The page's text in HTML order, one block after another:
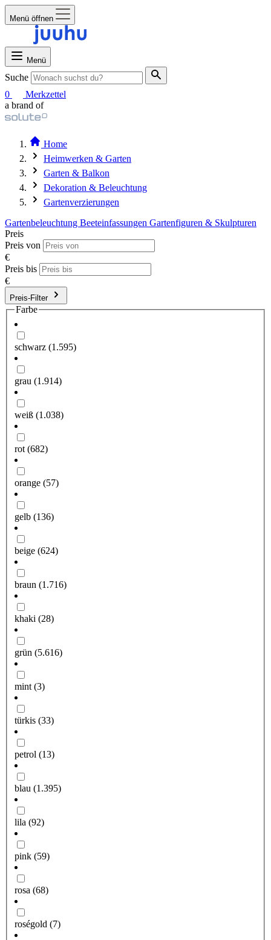
Menü öffnen
Menü
Suche
0
Merkzettel
a brand of
Home
Heimwerken & Garten
Garten & Balkon
Dekoration & Beleuchtung
Gartenverzierungen
Gartenbeleuchtung Beeteinfassungen Gartenfiguren & Skulpturen
Preis
Preis von
€
Preis bis
€
Preis-Filter
Farbe
schwarz (1.595)
grau (1.914)
weiß (1.038)
rot (682)
orange (57)
gelb (136)
beige (624)
braun (1.716)
khaki (28)
grün (5.616)
mint (3)
türkis (33)
petrol (13)
blau (1.395)
lila (92)
pink (59)
rosa (68)
roségold (7)